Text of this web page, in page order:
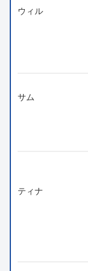
ウィル
サム
ティナ